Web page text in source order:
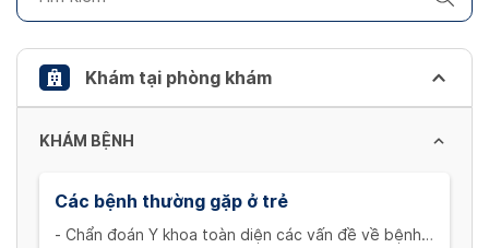
keyboard
shortcuts
changing
Khám tại phòng khám
KHÁM BỆNH
Các bệnh thường gặp ở trẻ
- Chẩn đoán Y khoa toàn diện các vấn đề về bệnh lí